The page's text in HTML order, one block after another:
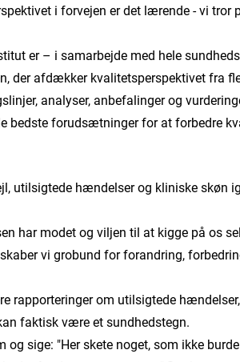
i forvejen er det lærende - vi tror
er – i samarbejde med hele
der afdækker kvalitetsperspektivet fra
analyser, anbefalinger og
bedste forudsætninger for at forbedre
utilsigtede hændelser og kliniske skøn
har modet og viljen til at kigge på os
vi grobund for forandring,
rapporteringer om utilsigtede
faktisk være et sundhedstegn.
og sige: "Her skete noget, som ikke